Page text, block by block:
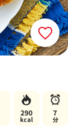
290
kcal
7
分